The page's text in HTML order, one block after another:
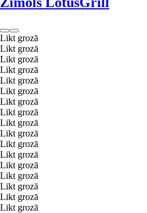
Likt grozā
Likt grozā
Likt grozā
Likt grozā
Likt grozā
Likt grozā
Likt grozā
Likt grozā
Likt grozā
Likt grozā
Likt grozā
Likt grozā
Likt grozā
Likt grozā
Likt grozā
Likt grozā
Likt grozā